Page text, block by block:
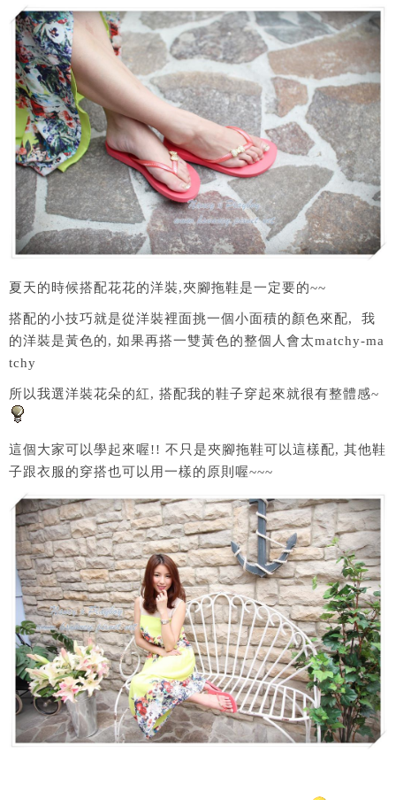
夏天的時候搭配花花的洋裝,夾腳拖鞋是一定要的~~
搭配的小技巧就是從洋裝裡面挑一個小面積的顏色來配, 我
的洋裝是黃色的, 如果再搭一雙黃色的整個人會太matchy-ma
tchy
所以我選洋裝花朵的紅, 搭配我的鞋子穿起來就很有整體感~
這個大家可以學起來喔!! 不只是夾腳拖鞋可以這樣配, 其他鞋
子跟衣服的穿搭也可以用一樣的原則喔~~~